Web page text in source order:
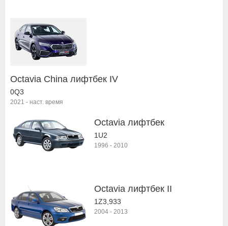
Octavia China лифтбек IV
0Q3
2021 - наст. время
Octavia лифтбек
1U2
1996 - 2010
Octavia лифтбек II
1Z3,933
2004 - 2013